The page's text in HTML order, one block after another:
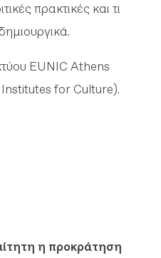
πρακτικές και τι
EUNIC Athens
for Culture).
η προκράτηση